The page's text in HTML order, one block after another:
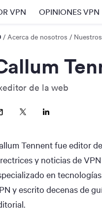
VPN OPINIONES VPN
Acerca de nosotros
de la web
Tennent fue editor
y noticias de
en
y escrito decenas de